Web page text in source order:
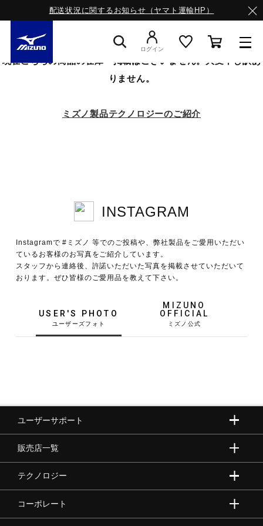
配送状況に関するお知らせ（ヤマト運輸HP）
サッカー／フットサル
トレーニング
ゴルフ
バレーボール
バドミントン
ログイン
現在こちらの商品の在庫・掲載はございません。大変申し訳あ
りません。
ミズノ製品テクノロジーのご紹介
INSTAGRAM
Instagramで #ミズノ 等でのご投稿や、弊社製品をご愛用いただい
ているお客様のお写真をご紹介しています。
スタッフから連絡後、許諾いただいた写真を掲載させていただいて
おります。ぜひ皆様のご愛用品を教えて下さい。
USER'S PHOTO
MIZUNO
OFFICIAL
ユーザーサポート
販売店一覧
テクノロジー
コーポレート